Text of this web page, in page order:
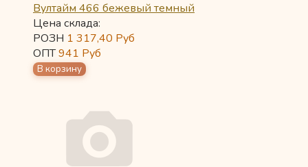
Вултайм 466 бежевый темный
Цена склада:
РОЗН 1 317,40 Руб
ОПТ941 Руб